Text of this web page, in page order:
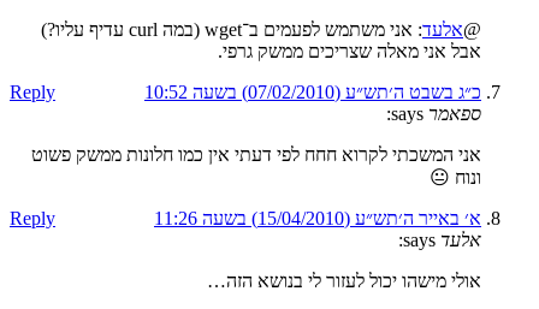
@אלעד
: אני משתמש לפעמים ב־wget (במה curl עדיף עליו?)
אבל אני מאלה שצריכים ממשק גרפי.
כ״ג בשבט ה׳תש״ע (07/02/2010) בשעה 10:52
Reply
ספאמר says:
אני המשכתי לקרוא חחח לפי דעתי אין כמו חלונות ממשק פשוט
ונוח 😐
א׳ באייר ה׳תש״ע (15/04/2010) בשעה 11:26
Reply
אלעד says:
אולי מישהו יכול לעזור לי בנושא הזה…